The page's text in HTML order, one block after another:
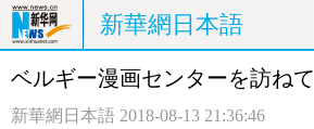
新華網日本語
ホームページ 政治
ベルギー漫画センターを訪ねて
新華網日本語 2018-08-13 21:36:46